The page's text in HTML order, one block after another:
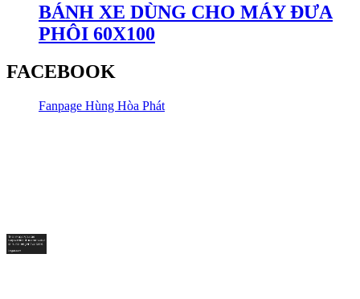
BÁNH XE DÙNG CHO MÁY ĐƯA
PHÔI 60X100
FACEBOOK
Fanpage Hùng Hòa Phát